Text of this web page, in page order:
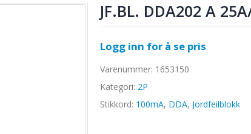
JF.BL. DDA202 A
Logg inn for å se pris
Varenummer: 1653150
Kategori: 2P
Stikkord: 100mA, DDA, Jordfeilblokk